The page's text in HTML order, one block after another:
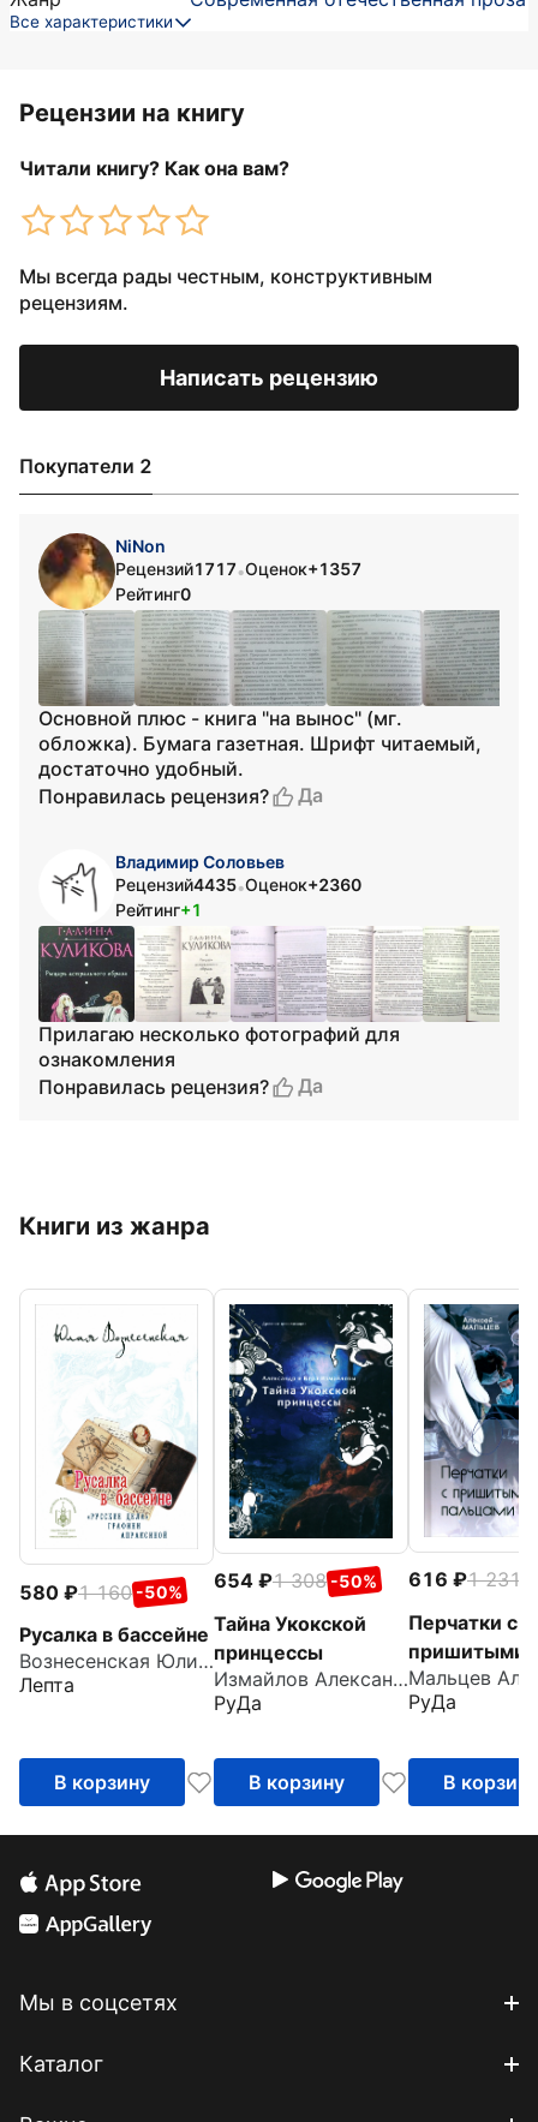
Все характеристики
Рецензии на книгу
Читали книгу? Как она вам?
Мы всегда рады честным, конструктивным
рецензиям.
Написать рецензию
Покупатели 2
NiNon
Рецензий1717•Оценок+1357
Рейтинг0
Основной плюс - книга "на вынос" (мг.
обложка). Бумага газетная. Шрифт читаемый,
достаточно удобный.
Понравилась рецензия?
Да
Владимир Соловьев
Рецензий4435•Оценок+2360
Рейтинг+1
Прилагаю несколько фотографий для
ознакомления
Понравилась рецензия?
Да
Книги из жанра
580 1 160 -50%
Русалка в бассейне
Вознесенская Юлия Николаевна
Лепта
В корзину
654 1 308 -50%
Тайна Укокской
принцессы
Измайлов Александр
РуДа
В корзину
616 1 231
Перчатки с
пришитыми
пальцами
РуДа
В корзину
Мы в соцсетях
Каталог